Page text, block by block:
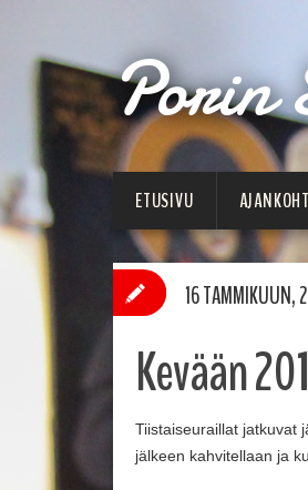
Porin
ETUSIVU
Kevään
Tiistaiseuraillat jatkuvat
jälkeen kahvitellaan ja
16 TAMMIKUUN,